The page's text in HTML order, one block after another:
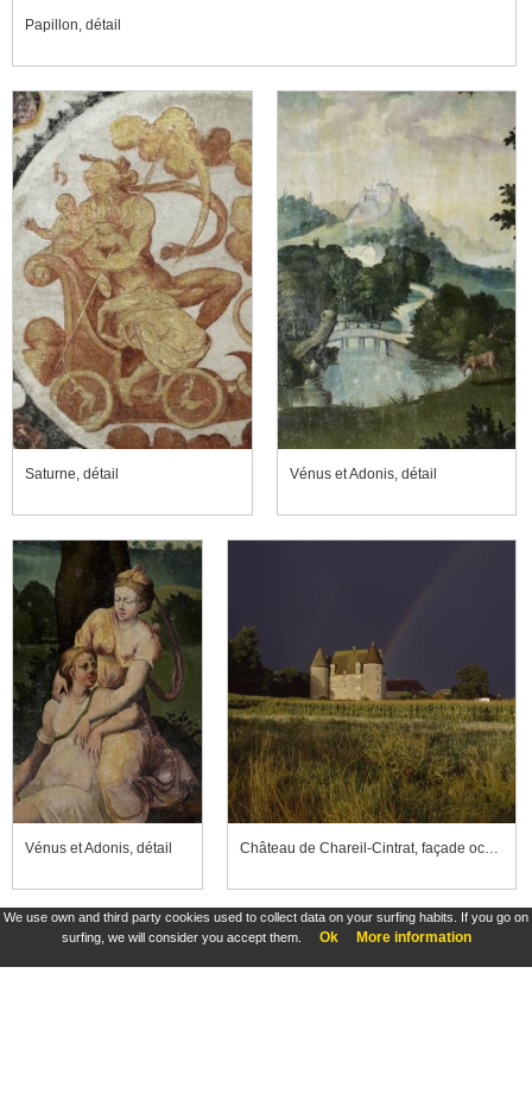
We use own and third party cookies used to collect data on your surfing habits. If you go on
surfing, we will consider you accept them.
Ok More information
Papillon, détail
Saturne, détail Vénus et Adonis, détail
Vénus et Adonis, détail Château de Chareil-Cintrat, façade occidentale